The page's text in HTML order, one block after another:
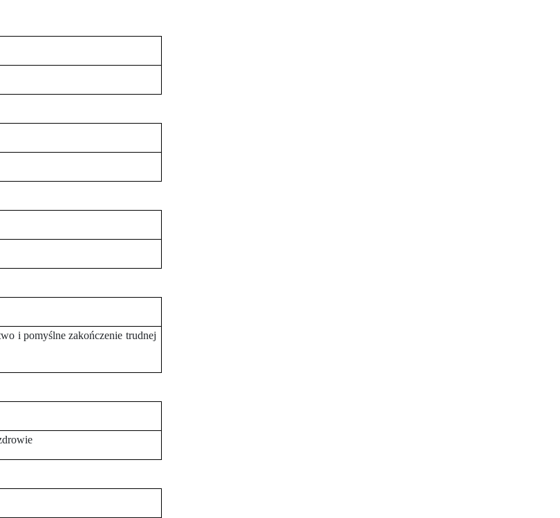
i pomyślne zakończenie trudnej